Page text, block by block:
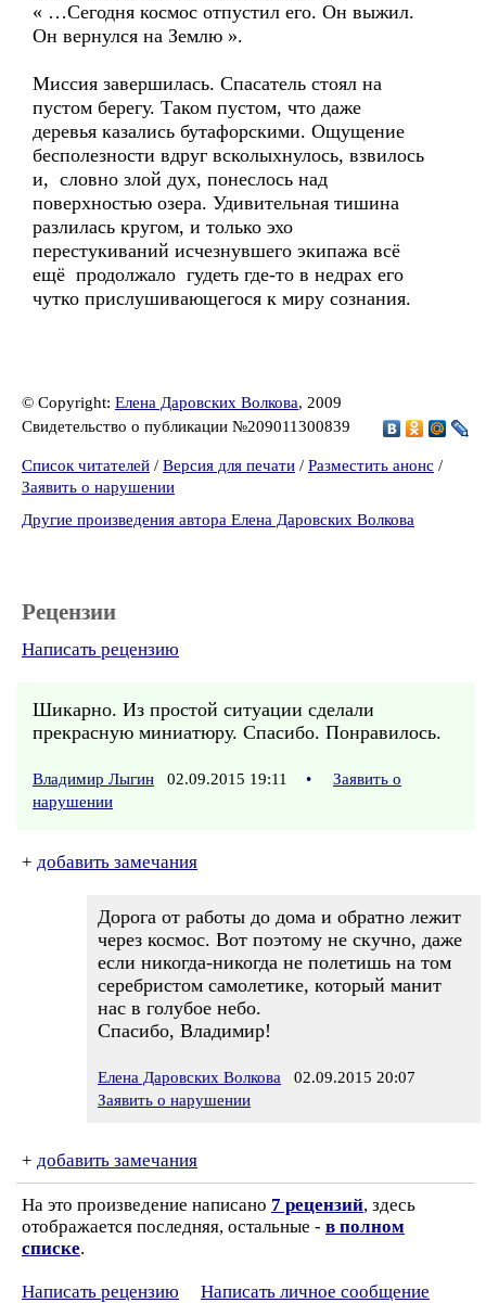
« …Сегодня космос отпустил его. Он выжил.
Он вернулся на Землю ».
Миссия завершилась. Спасатель стоял на
пустом берегу. Таком пустом, что даже
деревья казались бутафорскими. Ощущение
бесполезности вдруг всколыхнулось, взвилось
и, словно злой дух, понеслось над
поверхностью озера. Удивительная тишина
разлилась кругом, и только эхо
перестукиваний исчезнувшего экипажа всё
ещё продолжало гудеть где-то в недрах его
чутко прислушивающегося к миру сознания.
© Copyright: Елена Даровских Волкова, 2009
Свидетельство о публикации №209011300839
Список читателей / Версия для печати / Разместить анонс /
Заявить о нарушении
Другие произведения автора Елена Даровских Волкова
Рецензии
Написать рецензию
Шикарно. Из простой ситуации сделали
прекрасную миниатюру. Спасибо. Понравилось.
Владимир Лыгин 02.09.2015 19:11 •
Заявить о
нарушении
+ добавить замечания
Дорога от работы до дома и обратно лежит
через космос. Вот поэтому не скучно, даже
если никогда-никогда не полетишь на том
серебристом самолетике, который манит
нас в голубое небо.
Спасибо, Владимир!
Елена Даровских Волкова 02.09.2015 20:07
Заявить о нарушении
+ добавить замечания
На это произведение написано 7 рецензий, здесь
отображается последняя, остальные - в полном
списке.
Написать рецензию Написать личное сообщение